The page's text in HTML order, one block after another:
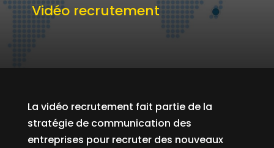
Vidéo recrutement
La vidéo recrutement fait partie de la
stratégie de communication des
entreprises pour recruter des nouveaux